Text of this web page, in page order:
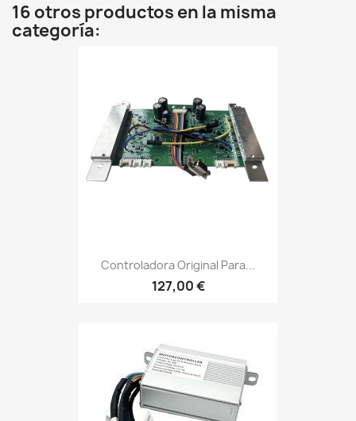
16 otros productos en la misma
categoría:
Controladora Original Para...
127,00 €